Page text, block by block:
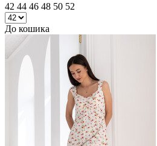
42 44 46 48 50 52
До кошика